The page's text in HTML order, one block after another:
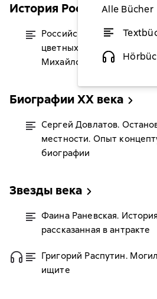
Alle Bücher
История России в цвете
Российская империя.
цветных фотографий
Михайловича Прокудина-
Биографии ХХ века
Сергей Довлатов.
местности. Опыт
биографии
Звезды века
Фаина Раневская.
рассказанная в антракте
Григорий Распутин.
ищите